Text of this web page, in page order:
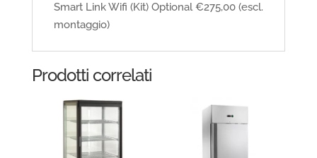
Smart Link Wifi (Kit) Optional €275,00 (escl.
montaggio)
Prodotti correlati